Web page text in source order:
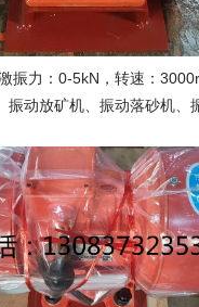
振力：0-5kN，转速：
振动放矿机、振动落砂机